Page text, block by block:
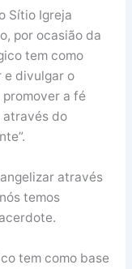
Sítio Igreja
por ocasião da
tem como
e divulgar o
a fé
através do
através
temos
tem como base